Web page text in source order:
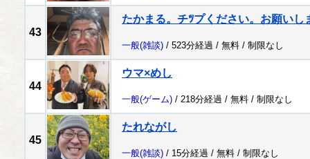
43
たかまる。チﾂプください。お願いし
一般(雑談) / 523分経過 / 無料 / 制限なし
44
ウマ×めし
一般(ゲーム) / 218分経過 / 無料 / 制限なし
45
たれながし
一般(雑談) / 15分経過 / 無料 / 制限なし